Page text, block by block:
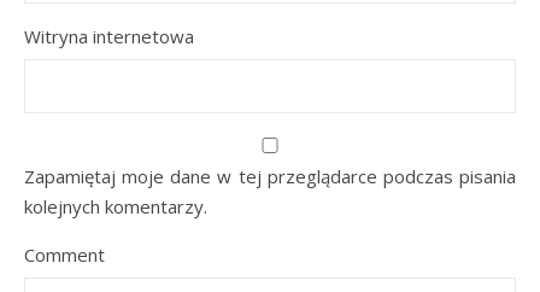
Witryna internetowa
Zapamiętaj moje dane w tej przeglądarce podczas pisania
kolejnych komentarzy.
Comment